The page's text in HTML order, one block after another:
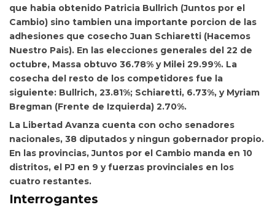
que habia obtenido Patricia Bullrich (Juntos por el
Cambio) sino tambien una importante porcion de las
adhesiones que cosecho Juan Schiaretti (Hacemos
Nuestro Pais). En las elecciones generales del 22 de
octubre, Massa obtuvo 36.78% y Milei 29.99%. La
cosecha del resto de los competidores fue la
siguiente: Bullrich, 23.81%; Schiaretti, 6.73%, y Myriam
Bregman (Frente de Izquierda) 2.70%.
La Libertad Avanza cuenta con ocho senadores
nacionales, 38 diputados y ningun gobernador propio.
En las provincias, Juntos por el Cambio manda en 10
distritos, el PJ en 9 y fuerzas provinciales en los
cuatro restantes.
Interrogantes